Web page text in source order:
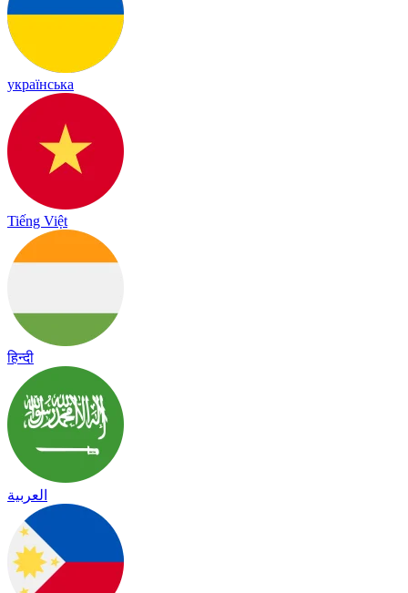
українська
Tiếng Việt
हिन्दी
العربية